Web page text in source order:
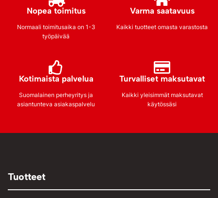
Nopea toimitus
Normaali toimitusaika on 1-3
työpäivää
Varma saatavuus
Kaikki tuotteet omasta varastosta
Kotimaista palvelua
Suomalainen perheyritys ja
asiantunteva asiakaspalvelu
Turvalliset maksutavat
Kaikki yleisimmät maksutavat
käytössäsi
Tuotteet